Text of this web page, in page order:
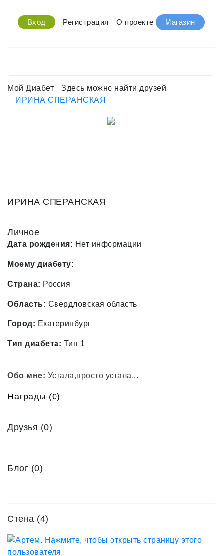
Вход Регистрация О проекте Магазин
Мой Диабет
Здесь можно найти друзей
ИРИНА СПЕРАНСКАЯ
ИРИНА СПЕРАНСКАЯ
Личное
Дата рождения: Нет информации
Моему диабету:
Страна: Россия
Область: Свердловская область
Город: Екатеринбург
Тип диабета: Тип 1
Обо мне: Устала,просто устала...
Награды (0)
Друзья (0)
Блог (0)
Стена (4)